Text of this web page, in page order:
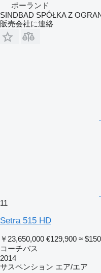
ポーランド
SINDBAD SPÓŁKA Z
販売会社に連絡
11
Setra 515 HD
￥23,650,000 €129,900 ≈
コーチバス
2014
サスペンション エア/エア